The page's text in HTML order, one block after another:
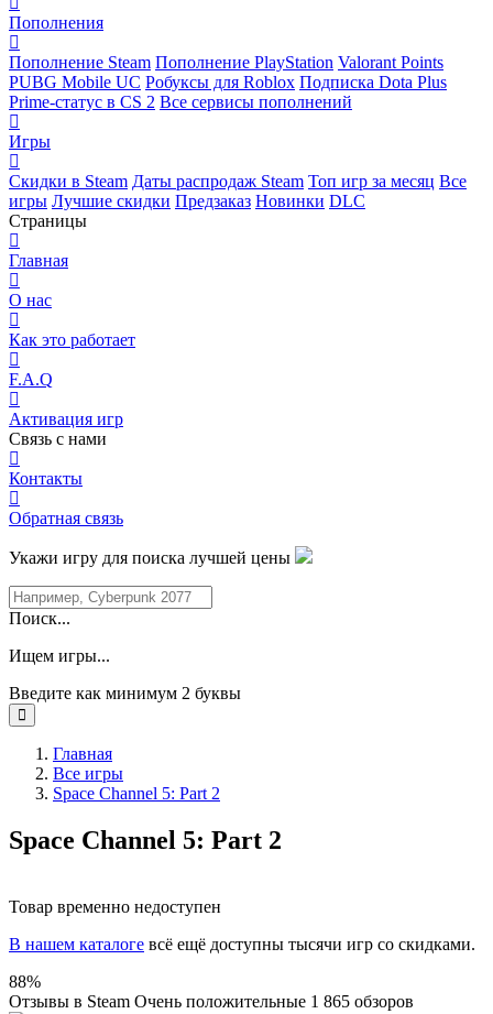
Пополнения
Пополнение Steam Пополнение PlayStation Valorant Points
PUBG Mobile UC Робуксы для Roblox Подписка Dota Plus
Prime-статус в CS 2 Все сервисы пополнений
Игры
Скидки в Steam Даты распродаж Steam Топ игр за месяц Все
игры Лучшие скидки Предзаказ Новинки DLC
Страницы
Главная
О нас
Как это работает
F.A.Q
Активация игр
Связь с нами
Контакты
Обратная связь
Укажи игру для поиска лучшей цены
Поиск...
Ищем игры...
Введите как минимум 2 буквы
Главная
Все игры
Space Channel 5: Part 2
Space Channel 5: Part 2
Товар временно недоступен
В нашем каталоге всё ещё доступны тысячи игр со скидками.
88%
Отзывы в Steam Очень положительные 1 865 обзоров